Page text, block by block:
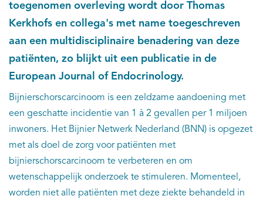
toegenomen overleving wordt door Thomas
Kerkhofs en collega's met name toegeschreven
aan een multidisciplinaire benadering van deze
patiënten, zo blijkt uit een publicatie in de
European Journal of Endocrinology.
Bijnierschorscarcinoom is een zeldzame aandoening met
een geschatte incidentie van 1 à 2 gevallen per 1 miljoen
inwoners. Het Bijnier Netwerk Nederland (BNN) is opgezet
met als doel de zorg voor patiënten met
bijnierschorscarcinoom te verbeteren en om
wetenschappelijk onderzoek te stimuleren. Momenteel,
worden niet alle patiënten met deze ziekte behandeld in